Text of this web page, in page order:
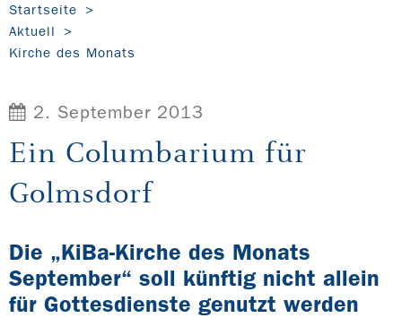
Startseite
Aktuell
Kirche des Monats
2. September 2013
Ein Columbarium für
Golmsdorf
Die „KiBa-Kirche des Monats
September“ soll künftig nicht allein
für Gottesdienste genutzt werden